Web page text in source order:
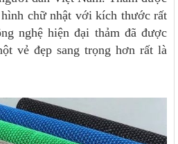
hình chữ nhật với kích thước rất
nghệ hiện đại thảm đã được
vẻ đẹp sang trọng hơn rất là